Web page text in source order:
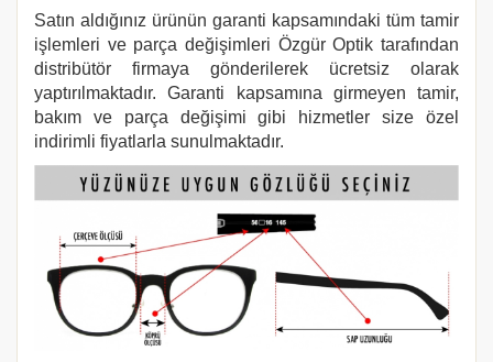
Satın aldığınız ürünün garanti kapsamındaki tüm tamir
işlemleri ve parça değişimleri Özgür Optik tarafından
distribütör firmaya gönderilerek ücretsiz olarak
yaptırılmaktadır. Garanti kapsamına girmeyen tamir,
bakım ve parça değişimi gibi hizmetler size özel
indirimli fiyatlarla sunulmaktadır.